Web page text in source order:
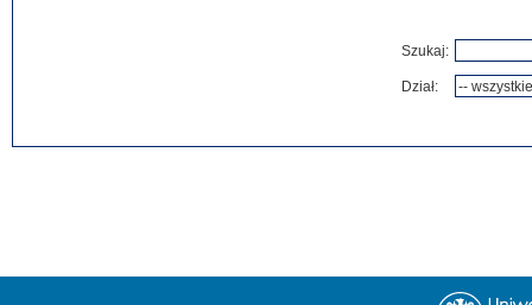
Szukaj:
Dział: